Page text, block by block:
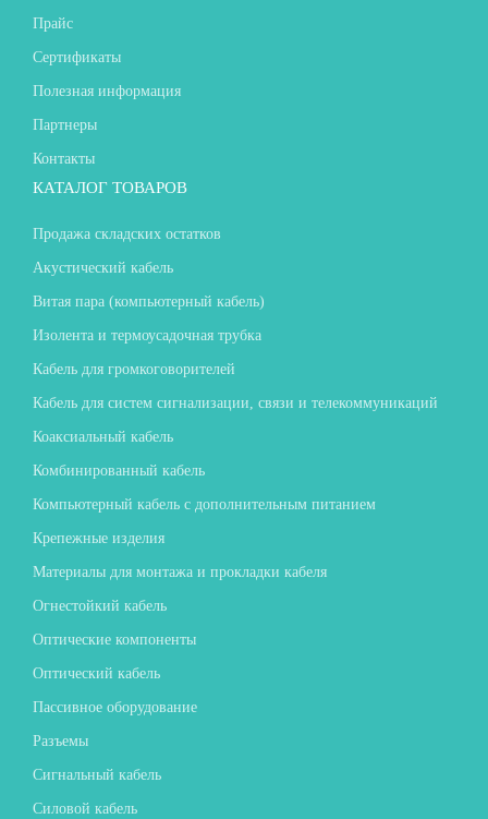
Прайс
Сертификаты
Полезная информация
Партнеры
Контакты
КАТАЛОГ ТОВАРОВ
Продажа складских остатков
Акустический кабель
Витая пара (компьютерный кабель)
Изолента и термоусадочная трубка
Кабель для громкоговорителей
Кабель для систем сигнализации, связи и телекоммуникаций
Коаксиальный кабель
Комбинированный кабель
Компьютерный кабель с дополнительным питанием
Крепежные изделия
Материалы для монтажа и прокладки кабеля
Огнестойкий кабель
Оптические компоненты
Оптический кабель
Пассивное оборудование
Разъемы
Сигнальный кабель
Силовой кабель